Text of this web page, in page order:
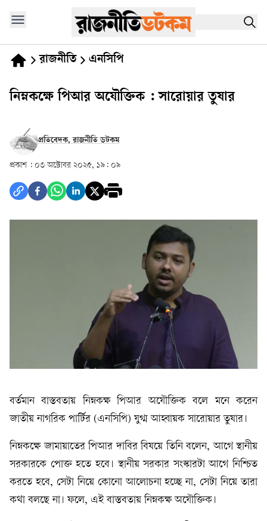
রাজনীতি এনসিপি
নিম্নকক্ষে পিআর অযৌক্তিক : সারোয়ার তুষার
প্রতিবেদক, রাজনীতি ডটকম
প্রকাশ : ০৩ অক্টোবর ২০২৫, ১৯: ০৯
বর্তমান বাস্তবতায় নিম্নকক্ষ পিআর অযৌক্তিক বলে মনে করেন
জাতীয় নাগরিক পার্টির (এনসিপি) যুগ্ম আহ্বায়ক সারোয়ার তুষার।
নিম্নকক্ষে জামায়াতের পিআর দাবির বিষয়ে তিনি বলেন, আগে স্থানীয়
সরকারকে পোক্ত হতে হবে। স্থানীয় সরকার সংস্কারটা আগে নিশ্চিত
করতে হবে, সেটা নিয়ে কোনো আলোচনা হচ্ছে না, সেটা নিয়ে তারা
কথা বলছে না। ফলে, এই বাস্তবতায় নিম্নকক্ষ অযৌক্তিক।